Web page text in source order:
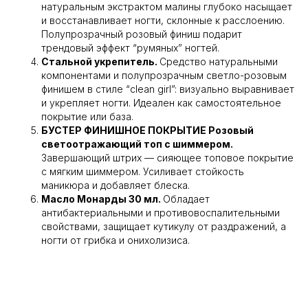
натуральным экстрактом малины глубоко насыщает
и восстанавливает ногти, склонные к расслоению.
Полупрозрачный розовый финиш подарит
трендовый эффект “румяных” ногтей.
Стальной укрепитель. Средство натуральными
компонентами и полупрозрачным светло-розовым
финишем в стиле “clean girl”: визуально выравнивает
и укрепляет ногти. Идеален как самостоятельное
покрытие или база.
БУСТЕР ФИНИШНОЕ ПОКРЫТИЕ Розовый
светоотражающий топ с шиммером.
Завершающий штрих — сияющее топовое покрытие
с мягким шиммером. Усиливает стойкость
маникюра и добавляет блеска.
Масло Монарды 30 мл. Обладает
антибактериальными и противовоспалительными
свойствами, защищает кутикулу от раздражений, а
ногти от грибка и онихолизиса.